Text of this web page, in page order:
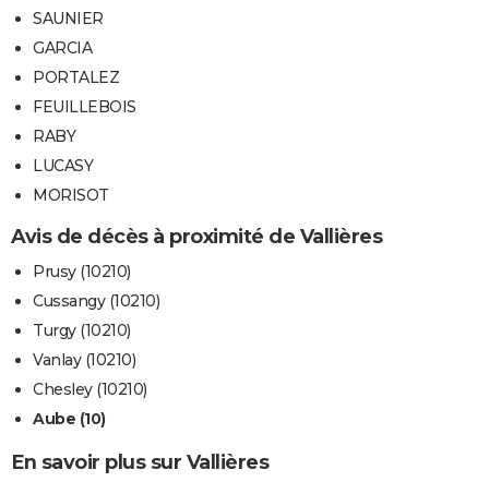
SAUNIER
GARCIA
PORTALEZ
FEUILLEBOIS
RABY
LUCASY
MORISOT
Avis de décès à proximité de Vallières
Prusy (10210)
Cussangy (10210)
Turgy (10210)
Vanlay (10210)
Chesley (10210)
Aube (10)
En savoir plus sur Vallières